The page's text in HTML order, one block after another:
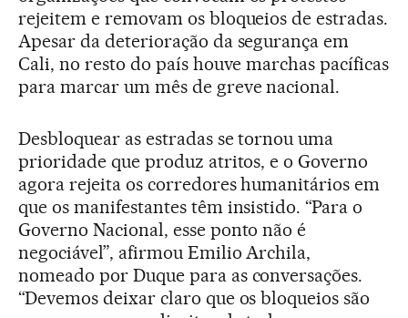
rejeitem e removam os bloqueios de estradas.
Apesar da deterioração da segurança em
Cali, no resto do país houve marchas pacíficas
para marcar um mês de greve nacional.
Desbloquear as estradas se tornou uma
prioridade que produz atritos, e o Governo
agora rejeita os corredores humanitários em
que os manifestantes têm insistido. “Para o
Governo Nacional, esse ponto não é
negociável”, afirmou Emilio Archila,
nomeado por Duque para as conversações.
“Devemos deixar claro que os bloqueios são